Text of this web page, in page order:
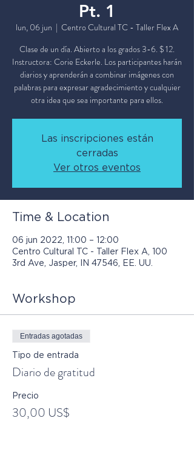
Pt. 1
lun, 06 jun
  |
Centro Cultural TC - Taller Flex A
Clase de un día. Abierto a los grados 3-6. $ 12.
Instructora: Corie Eckerle. Los participantes harán
diarios y aprenderán a combinar imágenes con
palabras para expresar agradecimiento y cualquier
otra idea que sea importante para ellos.
Las inscripciones están
cerradas
Ver otros eventos
Time & Location
06 jun 2022, 11:00 – 12:00
Centro Cultural TC - Taller Flex A, 100
3rd Ave, Jasper, IN 47546, EE. UU.
Workshop
Entradas agotadas
Tipo de entrada
Diario de gratitud
Precio
30,00 US$